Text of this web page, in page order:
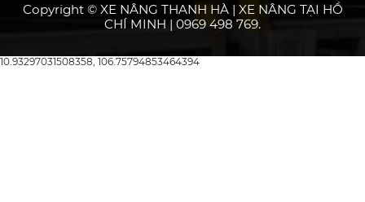
Copyright © XE NÂNG THANH HÀ | XE NÂNG TẠI HỒ
CHÍ MINH | 0969 498 769.
10.93297031508358, 106.75794853464394